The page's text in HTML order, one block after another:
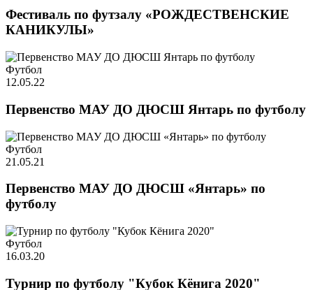
Фестиваль по футзалу «РОЖДЕСТВЕНСКИЕ
КАНИКУЛЫ»
Футбол
12.05.22
Первенство МАУ ДО ДЮСШ Янтарь по футболу
Футбол
21.05.21
Первенство МАУ ДО ДЮСШ «Янтарь» по
футболу
Футбол
16.03.20
Турнир по футболу "Кубок Кёнига 2020"